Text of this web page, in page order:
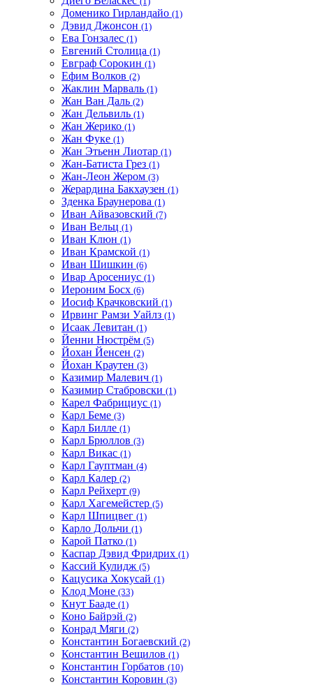
Доменико Гирландайо (1)
Дэвид Джонсон (1)
Ева Гонзалес (1)
Евгений Столица (1)
Евграф Сорокин (1)
Ефим Волков (2)
Жаклин Марваль (1)
Жан Ван Даль (2)
Жан Дельвиль (1)
Жан Жерико (1)
Жан Фуке (1)
Жан Этьенн Лиотар (1)
Жан-Батиста Грез (1)
Жан-Леон Жером (3)
Жерардина Бакхаузен (1)
Зденка Браунерова (1)
Иван Айвазовский (7)
Иван Вельц (1)
Иван Клюн (1)
Иван Крамской (1)
Иван Шишкин (6)
Ивар Аросениус (1)
Иероним Босх (6)
Иосиф Крачковский (1)
Ирвинг Рамзи Уайлз (1)
Исаак Левитан (1)
Йенни Нюстрём (5)
Йохан Йенсен (2)
Йохан Краутен (3)
Казимир Малевич (1)
Казимир Стабровски (1)
Карел Фабрициус (1)
Карл Беме (3)
Карл Билле (1)
Карл Брюллов (3)
Карл Викас (1)
Карл Гауптман (4)
Карл Калер (2)
Карл Рейхерт (9)
Карл Хагемейстер (5)
Карл Шпицвег (1)
Карло Дольчи (1)
Карой Патко (1)
Каспар Дэвид Фридрих (1)
Кассий Кулидж (5)
Кацусика Хокусай (1)
Клод Моне (33)
Кнут Бааде (1)
Коно Байрэй (2)
Конрад Мяги (2)
Константин Богаевский (2)
Константин Вещилов (1)
Константин Горбатов (10)
Константин Коровин (3)